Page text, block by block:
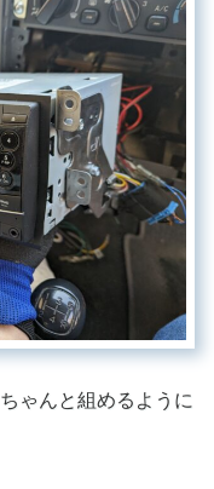
ゃんと組めるように